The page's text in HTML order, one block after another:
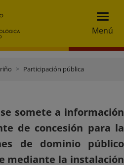
Menú
Participación pública
somete a información
de concesión para la
de dominio público
mediante la instalación